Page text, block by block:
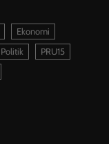
Ekonomi
Politik
PRU15